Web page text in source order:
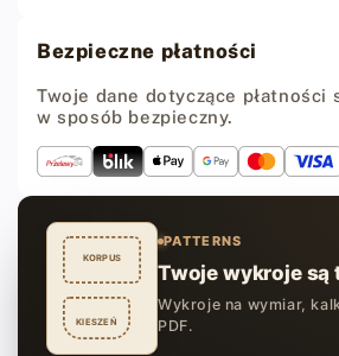
farba
do
skóry
118
farba
do
skóry
118
Bezpieczne płatności
Twoje dane dotyczące płatności
w sposób bezpieczny.
KORPUS
KIESZEŃ
PATTERNS
Twoje wykroje są
Wykroje na wymiar,
PDF.